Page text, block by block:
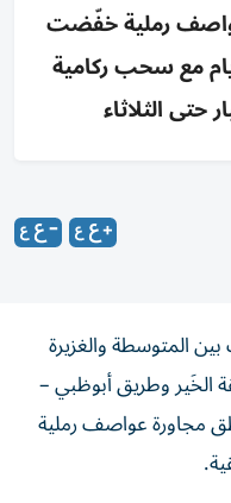
رملية خفّضت
واستمرار الأمطار 3 أيام مع سحب ركامية
حتى الثلاثاء
المتوسطة والغزيرة
الخَير وطريق أبوظبي –
مجاورة عواصف رملية